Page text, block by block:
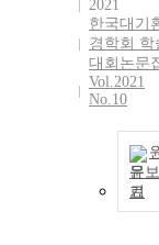
2021
한국대기
경학회 학
대회논문
Vol.2021
No.10
문보
기